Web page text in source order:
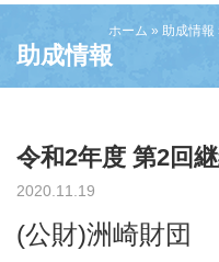
ホーム » 助成情報
助成情報
令和2年度 第2回
2020.11.19
(公財)洲崎財団